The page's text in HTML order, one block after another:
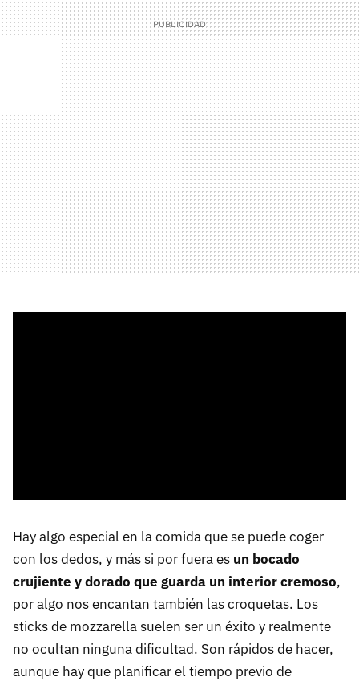
Hay algo especial en la comida que se puede coger
con los dedos, y más si por fuera es un bocado
crujiente y dorado que guarda un interior cremoso,
por algo nos encantan también las croquetas. Los
sticks de mozzarella suelen ser un éxito y realmente
no ocultan ninguna dificultad. Son rápidos de hacer,
aunque hay que planificar el tiempo previo de